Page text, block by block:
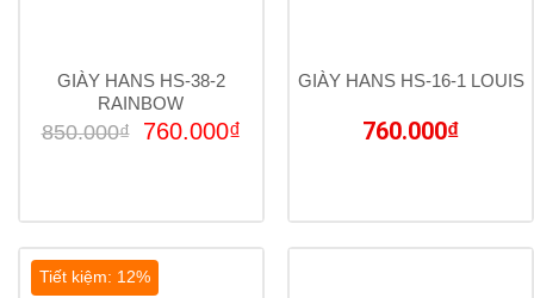
GIÀY HANS HS-38-2
RAINBOW
850.000₫
Giá
760.000₫Giá
760.000₫.
GIÀY HANS HS-16-1 LOUIS
760.000₫
Tiết kiệm: 12%